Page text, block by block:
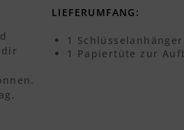
dir
LIEFERUMFANG:
1
1 Papiertüte zur